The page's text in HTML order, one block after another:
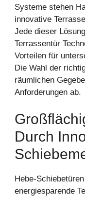
Systeme stehen
innovative
Jede dieser
Terrassentür
Vorteilen für
Die Wahl der
räumlichen
Anforderungen ab.
Durch
Hebe-
energiesparende